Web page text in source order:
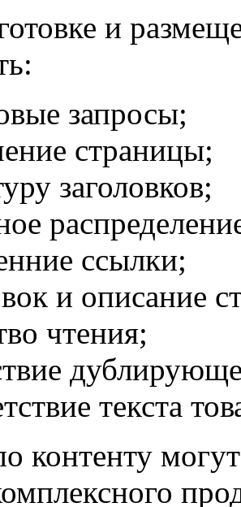
и
запросы;
страницы;
заголовков;
ссылки;
и описание
чтения;
текста
контенту